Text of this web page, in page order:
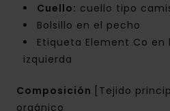
Cuello: cuello tipo
Bolsillo en el pecho
Etiqueta Element Co
izquierda
Composición [Tejido
orgánico